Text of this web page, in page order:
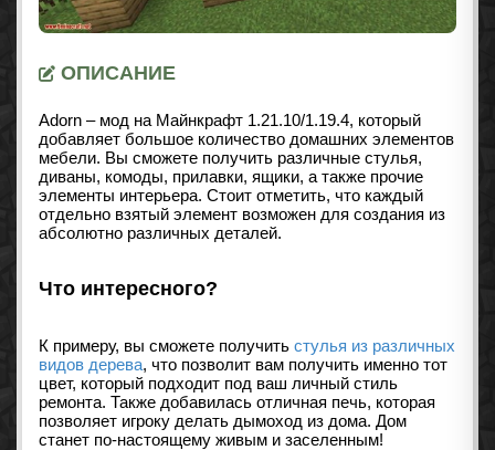
ОПИСАНИЕ
Adorn – мод на Майнкрафт 1.21.10/1.19.4, который
добавляет большое количество домашних элементов
мебели. Вы сможете получить различные стулья,
диваны, комоды, прилавки, ящики, а также прочие
элементы интерьера. Стоит отметить, что каждый
отдельно взятый элемент возможен для создания из
абсолютно различных деталей.
Что интересного?
К примеру, вы сможете получить стулья из различных
видов дерева, что позволит вам получить именно тот
цвет, который подходит под ваш личный стиль
ремонта. Также добавилась отличная печь, которая
позволяет игроку делать дымоход из дома. Дом
станет по-настоящему живым и заселенным!